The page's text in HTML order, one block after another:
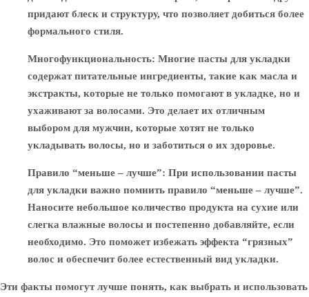
придают блеск и структуру, что позволяет добиться более
формального стиля.
Многофункциональность: Многие пасты для укладки
содержат питательные ингредиенты, такие как масла и
экстракты, которые не только помогают в укладке, но и
ухаживают за волосами. Это делает их отличным
выбором для мужчин, которые хотят не только
укладывать волосы, но и заботиться о их здоровье.
Правило “меньше – лучше”: При использовании пасты
для укладки важно помнить правило “меньше – лучше”.
Наносите небольшое количество продукта на сухие или
слегка влажные волосы и постепенно добавляйте, если
необходимо. Это поможет избежать эффекта “грязных”
волос и обеспечит более естественный вид укладки.
Эти факты помогут лучше понять, как выбрать и использовать